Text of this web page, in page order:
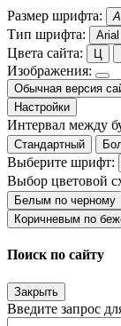
Размер шрифта: A
Тип шрифта: Arial
Цвета сайта: Ц
Изображения:
Обычная версия
Настройки
Интервал между
Стандартный
Выберите шрифт:
Выбор цветовой
Белым по черному
Коричневым по
Поиск по сайту
Закрыть
Введите запрос